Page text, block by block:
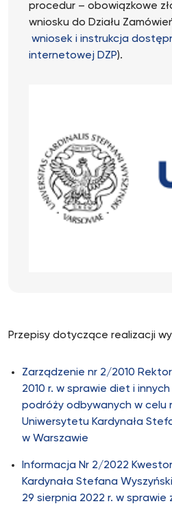
procedur – obowiązkowe
wniosku do Działu
wniosek i instrukcja
internetowej DZP).
Przepisy dotyczące realizacji
Zarządzenie nr 2/2010
2010 r. w sprawie diet i
podróży odbywanych w celu
Uniwersytetu Kardynała
w Warszawie
Informacja Nr 2/2022
Kardynała Stefana
29 sierpnia 2022 r. w sprawie